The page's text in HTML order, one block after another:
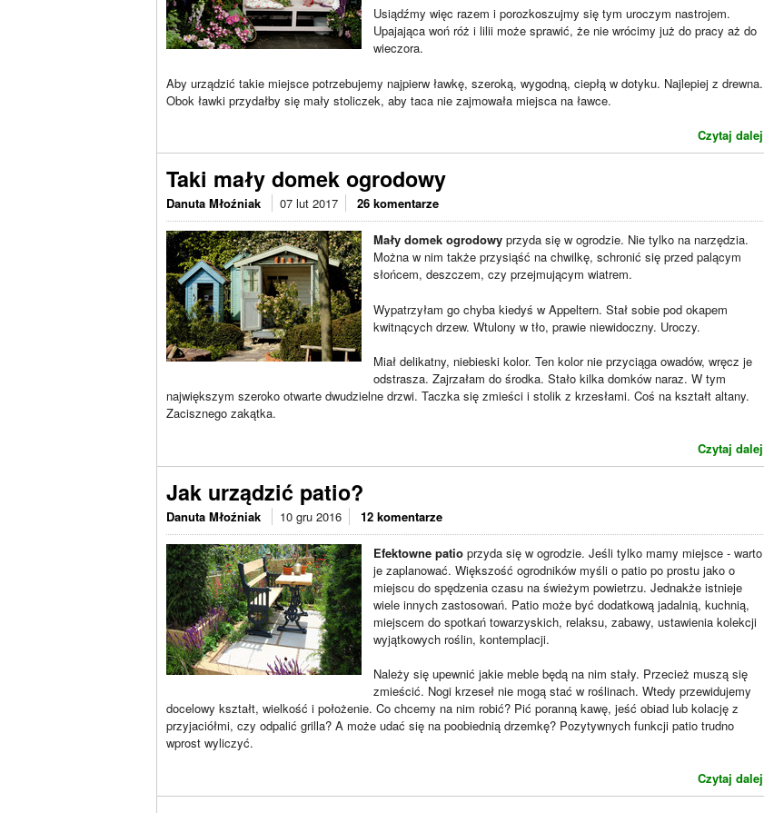
Usiądźmy więc razem i porozkoszujmy się tym uroczym nastrojem.
Upajająca woń róż i lilii może sprawić, że nie wrócimy już do pracy aż do
wieczora.
Aby urządzić takie miejsce potrzebujemy najpierw ławkę, szeroką, wygodną, ciepłą w dotyku. Najlepiej z drewna.
Obok ławki przydałby się mały stoliczek, aby taca nie zajmowała miejsca na ławce.
Czytaj dalej
Taki mały domek ogrodowy
Danuta Młoźniak 07 lut 2017 26 komentarze
Mały domek ogrodowy przyda się w ogrodzie. Nie tylko na narzędzia.
Można w nim także przysiąść na chwilkę, schronić się przed palącym
słońcem, deszczem, czy przejmującym wiatrem.
Wypatrzyłam go chyba kiedyś w Appeltern. Stał sobie pod okapem
kwitnących drzew. Wtulony w tło, prawie niewidoczny. Uroczy.
Miał delikatny, niebieski kolor. Ten kolor nie przyciąga owadów, wręcz je
odstrasza. Zajrzałam do środka. Stało kilka domków naraz. W tym
największym szeroko otwarte dwudzielne drzwi. Taczka się zmieści i stolik z krzesłami. Coś na kształt altany.
Zacisznego zakątka.
Czytaj dalej
Jak urządzić patio?
Danuta Młoźniak 10 gru 2016 12 komentarze
Efektowne patio przyda się w ogrodzie. Jeśli tylko mamy miejsce - warto
je zaplanować. Większość ogrodników myśli o patio po prostu jako o
miejscu do spędzenia czasu na świeżym powietrzu. Jednakże istnieje
wiele innych zastosowań. Patio może być dodatkową jadalnią, kuchnią,
miejscem do spotkań towarzyskich, relaksu, zabawy, ustawienia kolekcji
wyjątkowych roślin, kontemplacji.
Należy się upewnić jakie meble będą na nim stały. Przecież muszą się
zmieścić. Nogi krzeseł nie mogą stać w roślinach. Wtedy przewidujemy
docelowy kształt, wielkość i położenie. Co chcemy na nim robić? Pić poranną kawę, jeść obiad lub kolację z
przyjaciółmi, czy odpalić grilla? A może udać się na poobiednią drzemkę? Pozytywnych funkcji patio trudno
wprost wyliczyć.
Czytaj dalej